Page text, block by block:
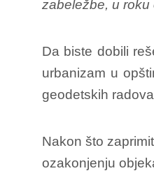
zabeležbe, u
Da biste dobili
urbanizam u
geodetskih
Nakon što
ozakonjenju